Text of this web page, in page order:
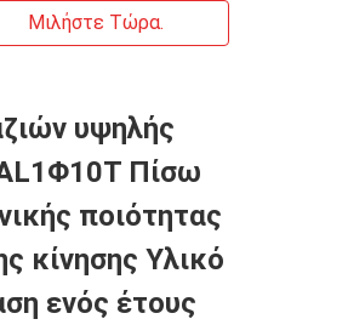
Μιλήστε Τώρα.
υψηλής
Πίσω
ποιότητας
κίνησης Υλικό
ενός έτους